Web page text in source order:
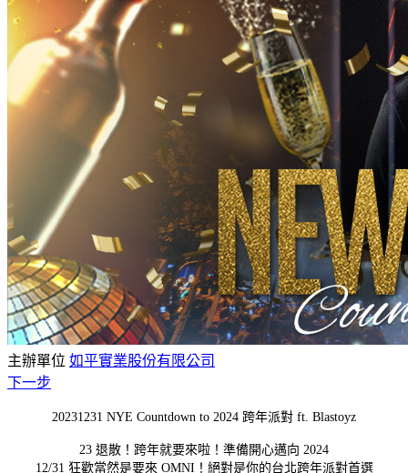
主辦單位 如平實業股份有限公司
下一步
20231231 NYE Countdown to 2024 跨年派對 ft. Blastoyz
23 退散！跨年就要來啦！準備開心邁向 2024
12/31 狂歡當然是要來 OMNI！絕對是你的台北跨年派對首選